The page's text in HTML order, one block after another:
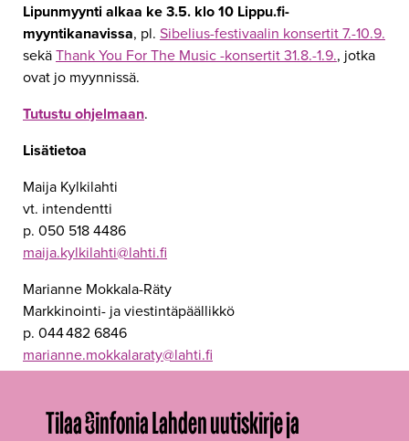
Lipunmyynti alkaa ke 3.5. klo 10 Lippu.fi-
myyntikanavissa, pl. Sibelius-festivaalin konsertit 7.-10.9.
sekäThank You For The Music -konsertit 31.8.-1.9., jotka
ovat jo myynnissä.
Tutustu ohjelmaan.
Lisätietoa
Maija Kylkilahti
vt. intendentti
p. 050 518 4486
maija.kylkilahti@lahti.fi
Marianne Mokkala-Räty
Markkinointi- ja viestintäpäällikkö
p. 044 482 6846
marianne.mokkalaraty@lahti.fi
Tilaa Sinfonia Lahden uutiskirje ja